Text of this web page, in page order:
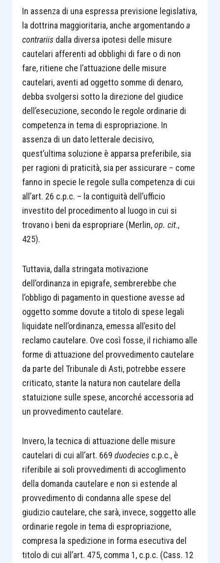
In assenza di una espressa previsione legislativa,
la dottrina maggioritaria, anche argomentandoa
contrariisdalla diversa ipotesi delle misure
cautelari afferenti ad obblighi di fare o di non
fare, ritiene che l’attuazione delle misure
cautelari, aventi ad oggetto somme di denaro,
debba svolgersi sotto la direzione del giudice
dell’esecuzione, secondo le regole ordinarie di
competenza in tema di espropriazione. In
assenza di un dato letterale decisivo,
quest’ultima soluzione è apparsa preferibile, sia
per ragioni di praticità, sia per assicurare – come
fanno in specie le regole sulla competenza di cui
all’art. 26 c.p.c. – la contiguità dell’ufficio
investito del procedimento al luogo in cui si
trovano i beni da espropriare (Merlin,op. cit.,
425).
Tuttavia, dalla stringata motivazione
dell’ordinanza in epigrafe, sembrerebbe che
l’obbligo di pagamento in questione avesse ad
oggetto somme dovute a titolo di spese legali
liquidate nell’ordinanza, emessa all’esito del
reclamo cautelare. Ove così fosse, il richiamo alle
forme di attuazione del provvedimento cautelare
da parte del Tribunale di Asti, potrebbe essere
criticato, stante la natura non cautelare della
statuizione sulle spese, ancorché accessoria ad
un provvedimento cautelare.
Invero, la tecnica di attuazione delle misure
cautelari di cui all’art. 669 duodecies c.p.c., è
riferibile ai soli provvedimenti di accoglimento
della domanda cautelare e non si estende al
provvedimento di condanna alle spese del
giudizio cautelare, che sarà, invece, soggetto alle
ordinarie regole in tema di espropriazione,
compresa la spedizione in forma esecutiva del
titolo di cui all’art. 475, comma 1, c.p.c. (Cass. 12